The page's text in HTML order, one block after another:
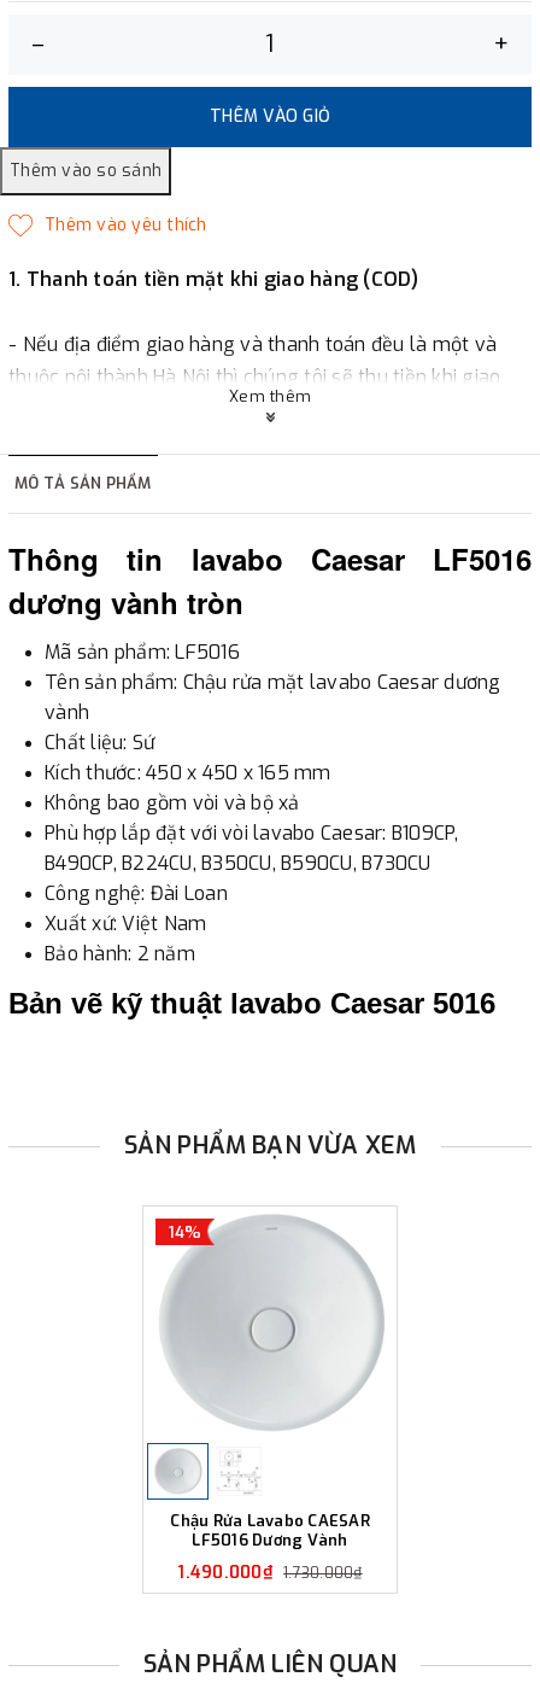
– +
THÊM VÀO GIỎ
1. Thanh toán tiền mặt khi giao hàng (COD)
- Nếu địa điểm giao hàng và thanh toán đều là một và
thuộc nội thành Hà Nội thì chúng tôi sẽ thu tiền khi giao
hàng hoặc khách hàng đặt tiền trước một phần giá trị đơn
2. Thanh toán trực tiếp tại :
- Showroom Thanh HươngĐịa chỉ : 23 phố Cát Linh,
phường Cát Linh, quận Đống Đa, Hà Nội.
3. Chuyển khoản qua ngân hàng
- Nếu địa điểm giao hàng khác với địa điểm thanh toán
hoặc với những đơn đặt hàng ngoài nội thành Hà Nội.
Chúng tôi sẽ thu tiền trước 100% giá trị hàng + phí vận
chuyển theo cước phí tính trong chính sách vận chuyển
bằng phương thức chuyển khoản trước khi giao hàng.
- Sau khi có thông tin xác thực đã chuyển tiền của quý
khách, chúng tôi sẽ thực hiện đơn hàng theo yêu cầu.
Xem thêm
MÔ TẢ SẢN PHẨM
Thông tin lavabo Caesar LF5016
dương vành tròn
Mã sản phẩm: LF5016
Tên sản phẩm: Chậu rửa mặt lavabo Caesar dương
vành
Chất liệu: Sứ
Kích thước: 450 x 450 x 165 mm
Không bao gồm vòi và bộ xả
Phù hợp lắp đặt với vòi lavabo Caesar: B109CP,
B490CP, B224CU, B350CU, B590CU, B730CU
Công nghệ: Đài Loan
Xuất xứ: Việt Nam
Bảo hành: 2 năm
Bản vẽ kỹ thuật lavabo Caesar 5016
SẢN PHẨM BẠN VỪA XEM
14%
Chậu Rửa Lavabo CAESAR
LF5016 Dương Vành
1.490.000₫ 1.730.000₫
SẢN PHẨM LIÊN QUAN